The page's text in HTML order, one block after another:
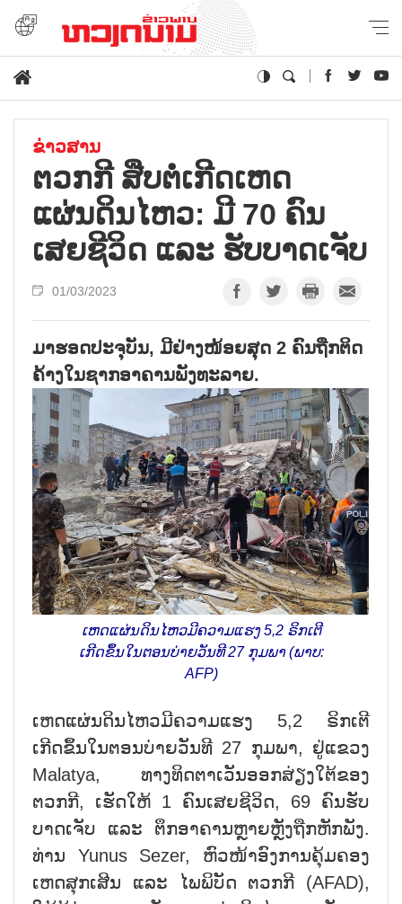
ຂ່າວສານ
ຕວກກີ ສືບຕໍ່ເກີດເຫດ
ແຜ່ນດິນໄຫວ: ມີ 70 ຄົນ
ເສຍຊີວິດ ແລະ ຮັບບາດເຈັບ
01/03/2023
ມາຮອດປະຈຸບັນ, ມີຢ່າງໜ້ອຍສຸດ 2 ຄົນຖືກຕິດ
ຄ້າງໃນຊາກອາຄານພັງທະລາຍ.
ເຫດແຜ່ນດິນໄຫວມີຄວາມແຮງ 5,2 ຣິກເຕີ
ເກີດຂຶ້ນໃນຕອນບ່າຍວັນທີ 27 ກຸມພາ (ພາບ:
AFP)
ເຫດແຜ່ນດິນໄຫວມີຄວາມແຮງ 5,2 ຣິກເຕີ
ເກີດຂຶ້ນໃນຕອນບ່າຍວັນທີ 27 ກຸມພາ, ຢູ່ແຂວງ
Malatya, ທາງທິດຕາເວັນອອກສ່ຽງໃຕ້ຂອງ
ຕວກກີ, ເຮັດໃຫ້ 1 ຄົນເສຍຊີວິດ, 69 ຄົນຮັບ
ບາດເຈັບ ແລະ ຕຶກອາຄານຫຼາຍຫຼັງຖືກຫັກພັງ.
ທ່ານ Yunus Sezer, ຫົວໜ້າອົງການຄຸ້ມຄອງ
ເຫດສຸກເສີນ ແລະ ໄພພິບັດ ຕວກກີ (AFAD),